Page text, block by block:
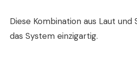
Diese Kombination aus Laut
das System einzigartig.